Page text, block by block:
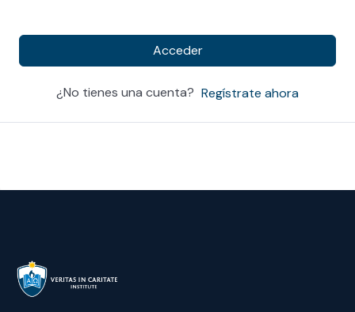
Acceder
¿No tienes una cuenta? Regístrate ahora